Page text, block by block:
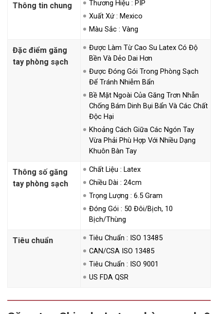
Thông tin chung
Thương Hiệu : PIP
Xuất Xứ : Mexico
Màu Sắc : Vàng
Đặc điểm găng
tay phòng sạch
Được Làm Từ Cao Su Latex Có Độ
Bền Và Dẻo Dai Hơn
Được Đóng Gói Trong Phòng Sạch
Để Tránh Nhiễm Bẩn
Bề Mặt Ngoài Của Găng Trơn Nhẵn
Chống Bám Dinh Bụi Bẩn Và Các Chất
Độc Hại
Khoảng Cách Giữa Các Ngón Tay
Vừa Phải Phù Hợp Với Nhiều Dạng
Khuôn Bàn Tay
Thông số găng
tay phòng sạch
Chất Liệu : Latex
Chiều Dài : 24cm
Trọng Lượng : 6.5 Gram
Đóng Gói : 50 Đôi/bịch, 10
Bịch/thùng
Tiêu chuẩn
Tiêu Chuẩn : ISO 13485
CAN/CSA ISO 13485
Tiêu Chuẩn : ISO 9001
US FDA QSR